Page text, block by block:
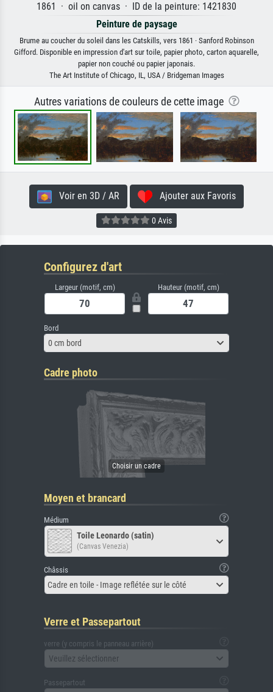
1861 · oil on canvas · ID de la peinture: 1421830
Peinture de paysage
Brume au coucher du soleil dans les Catskills, vers 1861 · Sanford Robinson
Gifford. Disponible en impression d'art sur toile, papier photo, carton aquarelle,
papier non couché ou papier japonais.
The Art Institute of Chicago, IL, USA / Bridgeman Images
Autres variations de couleurs de cette image
Voir en 3D / AR Ajouter aux Favoris
0 Avis
Configurez d'art
Largeur (motif, cm) Hauteur (motif, cm)
Bord
0 cm bord
Cadre photo
Moyen et brancard
Médium
Toile Leonardo (satin)
(Canvas Venezia)
Châssis
Cadre en toile - Image reflétée sur le côté
Verre et Passepartout
verre (y compris le panneau arrière)
Veuillez sélectionner
Passepartout